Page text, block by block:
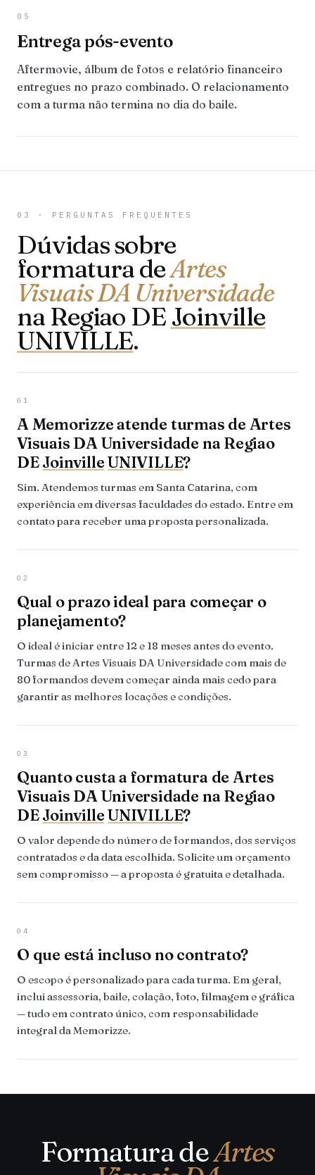
05
Entrega pós-evento
Aftermovie, álbum de fotos e relatório financeiro
entregues no prazo combinado. O relacionamento
com a turma não termina no dia do baile.
03 · PERGUNTAS FREQUENTES
Dúvidas sobre
formatura deArtes
Visuais DA Universidade
na Regiao DE Joinville
UNIVILLE.
01
A Memorizze atende turmas de Artes
Visuais DA Universidade na Regiao
DEJoinvilleUNIVILLE?
Sim. Atendemos turmas em Santa Catarina, com
experiência em diversas faculdades do estado. Entre em
contato para receber uma proposta personalizada.
02
Qual o prazo ideal para começar o
planejamento?
O ideal é iniciar entre 12 e 18 meses antes do evento.
Turmas de Artes Visuais DA Universidade com mais de
80 formandos devem começar ainda mais cedo para
garantir as melhores locações e condições.
03
Quanto custa a formatura de Artes
Visuais DA Universidade na Regiao
DEJoinvilleUNIVILLE?
O valor depende do número de formandos, dos serviços
contratados e da data escolhida. Solicite um orçamento
sem compromisso — a proposta é gratuita e detalhada.
04
O que está incluso no contrato?
O escopo é personalizado para cada turma. Em geral,
inclui assessoria, baile, colação, foto, filmagem e gráfica
— tudo em contrato único, com responsabilidade
integral da Memorizze.
Formatura deArtes